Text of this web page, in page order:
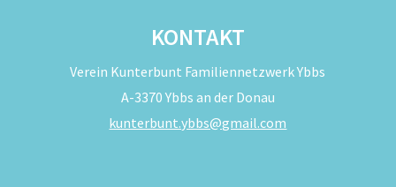
KONTAKT
Verein Kunterbunt Familiennetzwerk Ybbs
A-3370 Ybbs an der Donau
kunterbunt.ybbs@gmail.com